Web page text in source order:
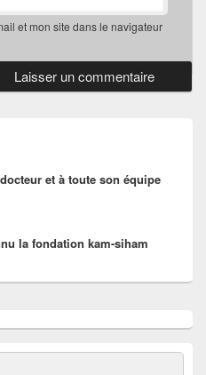
et mon site dans le navigateur
et à toute son équipe
la fondation kam-siham